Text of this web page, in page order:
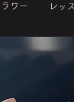
ワー レッ
鎌田顔分析